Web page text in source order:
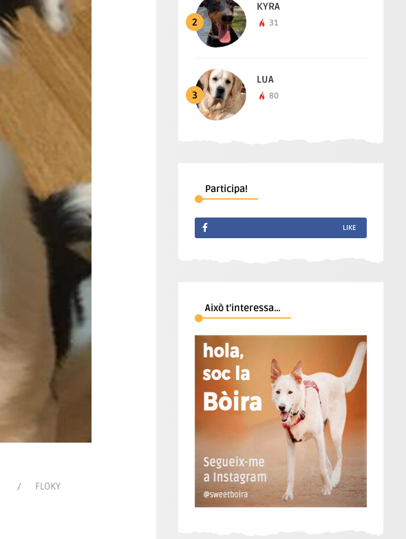
FLOKY
2
KYRA
31
3
LUA
80
Participa!
LIKE
Això t’interessa…